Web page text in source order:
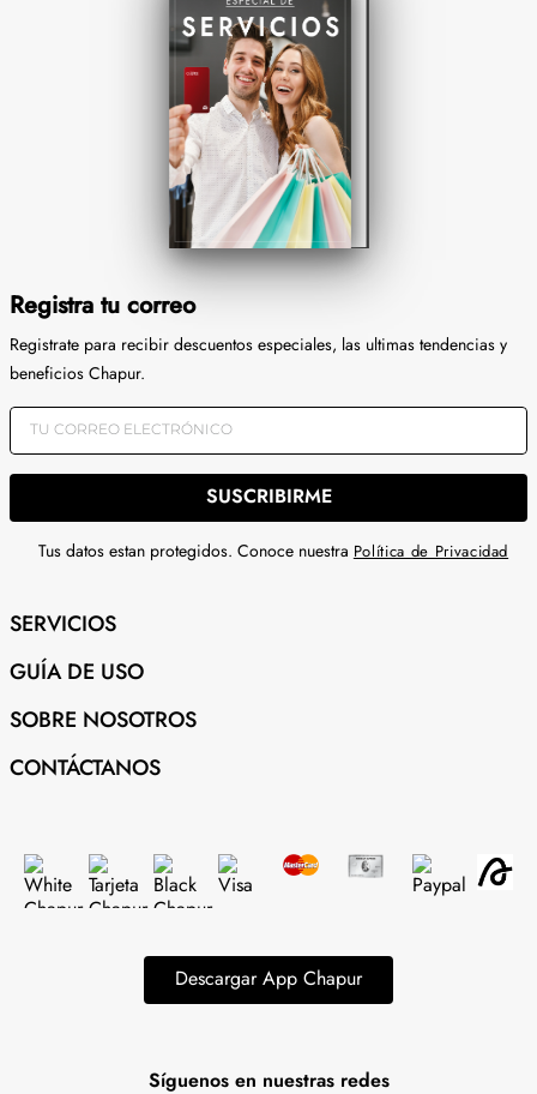
Registra tu correo
Registrate para recibir descuentos especiales, las ultimas tendencias y
beneficios Chapur.
SUSCRIBIRME
Tus datos estan protegidos. Conoce nuestra Política de Privacidad
SERVICIOS
GUÍA DE USO
SOBRE NOSOTROS
CONTÁCTANOS
Descargar App Chapur
Síguenos en nuestras redes